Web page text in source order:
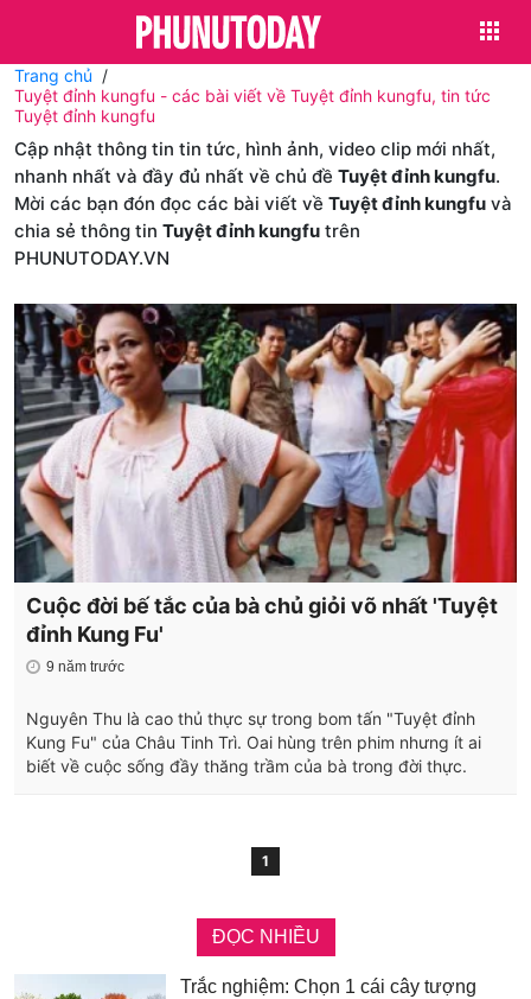
Trang chủ
Tuyệt đỉnh kungfu - các bài viết về Tuyệt đỉnh kungfu, tin tức
Tuyệt đỉnh kungfu
Cập nhật thông tin tin tức, hình ảnh, video clip mới nhất,
nhanh nhất và đầy đủ nhất về chủ đề Tuyệt đỉnh kungfu.
Mời các bạn đón đọc các bài viết về Tuyệt đỉnh kungfu và
chia sẻ thông tin Tuyệt đỉnh kungfu trên
PHUNUTODAY.VN
Cuộc đời bế tắc của bà chủ giỏi võ nhất 'Tuyệt
đỉnh Kung Fu'
9 năm trước
Nguyên Thu là cao thủ thực sự trong bom tấn "Tuyệt đỉnh
Kung Fu" của Châu Tinh Trì. Oai hùng trên phim nhưng ít ai
biết về cuộc sống đầy thăng trầm của bà trong đời thực.
1
ĐỌC NHIỀU
Trắc nghiệm: Chọn 1 cái cây tượng